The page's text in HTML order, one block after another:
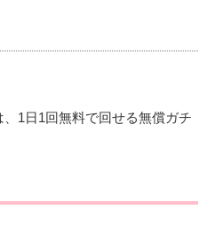
1日1回無料で回せる無償ガチ